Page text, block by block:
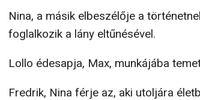
Nina, a másik elbeszélője a
foglalkozik a lány eltűnésével.
Lollo édesapja, Max, munkájába
Fredrik, Nina férje az, aki utoljára